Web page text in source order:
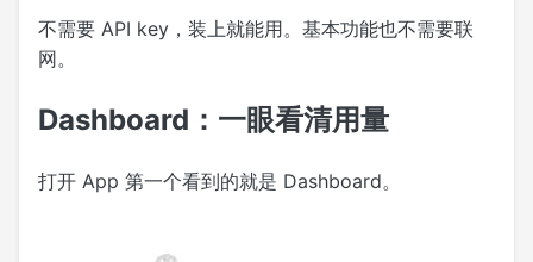
不需要 API key，装上就能用。基本功能也不需要联
网。
Dashboard：一眼看清用量
打开 App 第一个看到的就是 Dashboard。